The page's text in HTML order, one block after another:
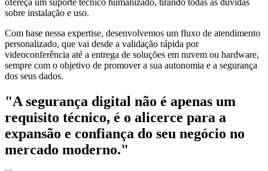
ofereça um suporte técnico humanizado, tirando todas as dúvidas
sobre instalação e uso.
Com base nessa expertise, desenvolvemos um fluxo de atendimento
personalizado, que vai desde a validação rápida por
videoconferência até a entrega de soluções em nuvem ou hardware,
sempre com o objetivo de promover a sua autonomia e a segurança
dos seus dados.
"A segurança digital não é apenas um
requisito técnico, é o alicerce para a
expansão e confiança do seu negócio no
mercado moderno."